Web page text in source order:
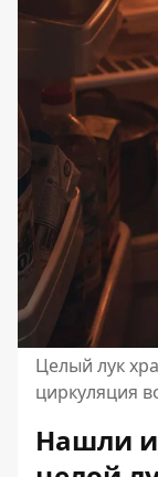
Целый лук
циркуляция
Нашли